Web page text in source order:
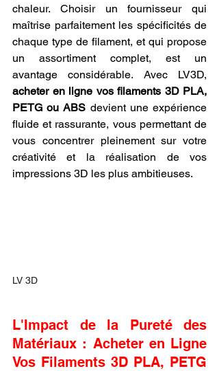
chaleur. Choisir un fournisseur qui
maîtrise parfaitement les spécificités de
chaque type de filament, et qui propose
un assortiment complet, est un
acheter en ligne vos filaments 3D PLA,
PETG ou ABS devient une expérience
fluide et rassurante, vous permettant de
vous concentrer pleinement sur votre
créativité et la réalisation de vos
impressions 3D les plus ambitieuses.
LV 3D
L'Impact de la Pureté des
Matériaux : Acheter en Ligne
Vos Filaments 3D PLA, PETG